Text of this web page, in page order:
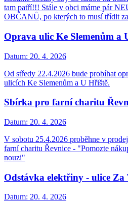
tam patří!!! Stále v obci máme pár
OBČANŮ, po kterých to musí třídit
Oprava ulic Ke Slemenům a
Datum: 20. 4. 2026
Od středy 22.4.2026 bude probíhat
ulicích Ke Slemenům a U Hřiště.
Sbírka pro farní charitu
Datum: 20. 4. 2026
V sobotu 25.4.2026 proběhne v
farní charitu Řevnice - "Pomozte
nouzi"
Odstávka elektřiny - ulice Za
Datum: 20. 4. 2026